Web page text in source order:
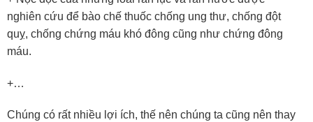
nghiên cứu để bào chế thuốc chống ung thư, chống đột
quỵ, chống chứng máu khó đông cũng như chứng đông
máu.
+…
Chúng có rất nhiều lợi ích, thế nên chúng ta cũng nên thay